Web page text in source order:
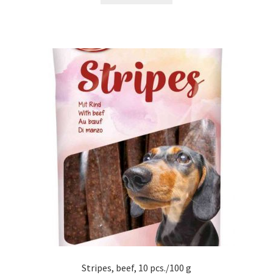
Stripes, beef, 10 pcs./100 g